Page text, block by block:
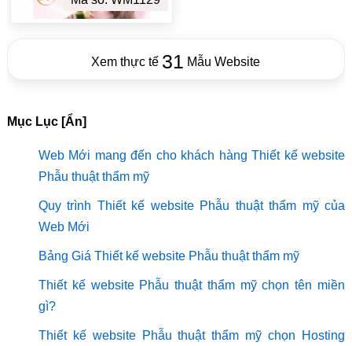
Xem thực tế 31 Mẫu Website
Mục Lục [Ẩn]
Web Mới mang đến cho khách hàng Thiết kế website
Phẫu thuật thẩm mỹ
Quy trình Thiết kế website Phẫu thuật thẩm mỹ của
Web Mới
Bảng Giá Thiết kế website Phẫu thuật thẩm mỹ
Thiết kế website Phẫu thuật thẩm mỹ chọn tên miền
gì?
Thiết kế website Phẫu thuật thẩm mỹ chọn Hosting